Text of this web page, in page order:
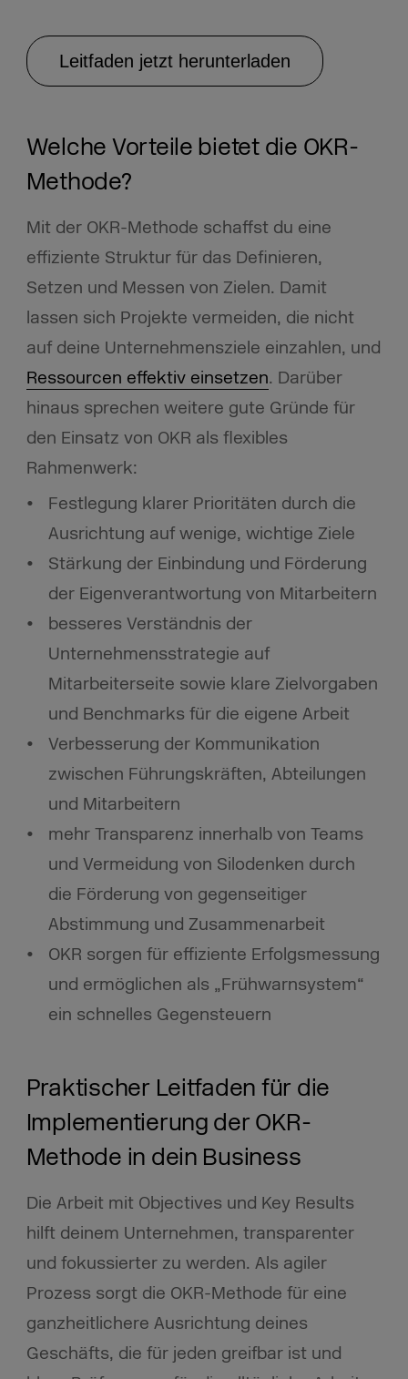
Leitfaden jetzt herunterladen
Welche Vorteile bietet die OKR-
Methode?
Mit der OKR-Methode schaffst du eine
effiziente Struktur für das Definieren,
Setzen und Messen von Zielen. Damit
lassen sich Projekte vermeiden, die nicht
auf deine Unternehmensziele einzahlen, und
Ressourcen effektiv einsetzen. Darüber
hinaus sprechen weitere gute Gründe für
den Einsatz von OKR als flexibles
Rahmenwerk:
Festlegung klarer Prioritäten durch die
Ausrichtung auf wenige, wichtige Ziele
Stärkung der Einbindung und Förderung
der Eigenverantwortung von Mitarbeitern
besseres Verständnis der
Unternehmensstrategie auf
Mitarbeiterseite sowie klare Zielvorgaben
und Benchmarks für die eigene Arbeit
Verbesserung der Kommunikation
zwischen Führungskräften, Abteilungen
und Mitarbeitern
mehr Transparenz innerhalb von Teams
und Vermeidung von Silodenken durch
die Förderung von gegenseitiger
Abstimmung und Zusammenarbeit
OKR sorgen für effiziente Erfolgsmessung
und ermöglichen als „Frühwarnsystem“
ein schnelles Gegensteuern
Praktischer Leitfaden für die
Implementierung der OKR-
Methode in dein Business
Die Arbeit mit Objectives und Key Results
hilft deinem Unternehmen, transparenter
und fokussierter zu werden. Als agiler
Prozess sorgt die OKR-Methode für eine
ganzheitlichere Ausrichtung deines
Geschäfts, die für jeden greifbar ist und